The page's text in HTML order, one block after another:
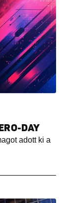
DAY
adott ki a